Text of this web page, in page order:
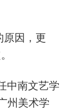
原因，更
中南文艺学
州美术学